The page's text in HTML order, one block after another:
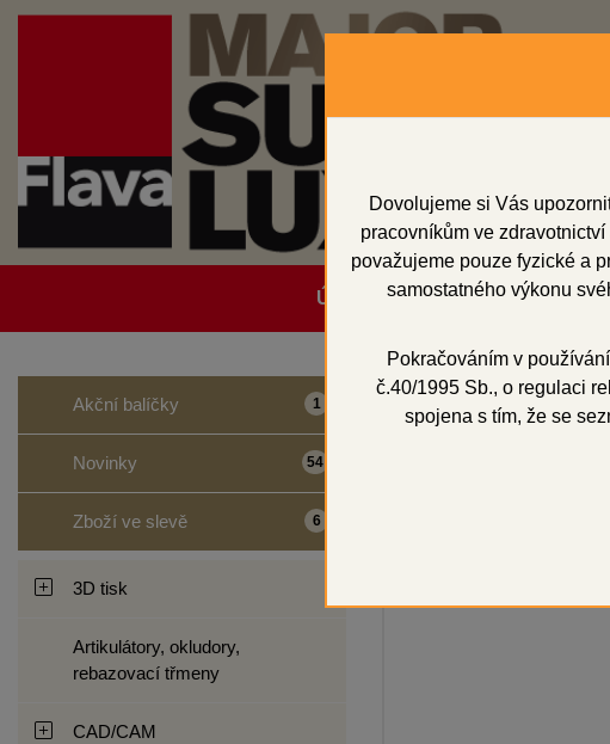
Úvodní strana Obchodní
Akční balíčky 1
Novinky 54
Zboží ve slevě 6
3D tisk
Artikulátory, okludory,
rebazovací třmeny
CAD/CAM
Domů Vosky a předtvary
Dovolujeme si Vás
pracovníkům ve
považujeme pouze fyzické a
samostatného výkonu
Pokračováním v
č.40/1995 Sb., o regulaci
spojena s tím, že se